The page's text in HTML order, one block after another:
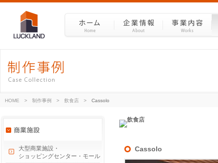
HOME > 制作事例 > 飲食店 > Cassolo
Cassolo
大型商業施設・
ショッピングセンター・モール